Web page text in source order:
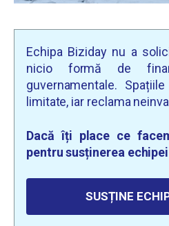
Echipa Biziday nu a
nicio formă de
guvernamentale.
limitate, iar reclama
Dacă îți place ce
pentru susținerea
SUSȚINE